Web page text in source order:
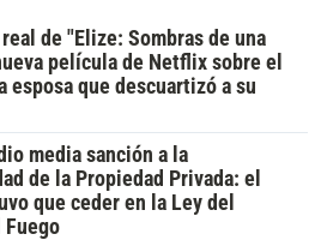
de "Elize: Sombras de una
película de Netflix sobre el
esposa que descuartizó a su
media sanción a la
de la Propiedad Privada: el
que ceder en la Ley del
Fuego